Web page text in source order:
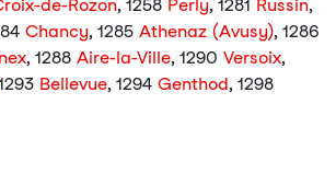
de-Rozon, 1258 Perly, 1281 Russin,
Chancy, 1285 Athenaz (Avusy), 1286
, 1288 Aire-la-Ville, 1290 Versoix,
Bellevue, 1294 Genthod, 1298